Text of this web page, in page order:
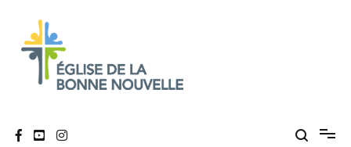
contenu